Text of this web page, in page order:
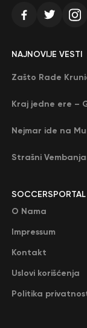
SOCCERSPORTAL
O Nama
Impressum
Kontakt
Uslovi korišćenja
Politika
NAJNOVIJE VESTI